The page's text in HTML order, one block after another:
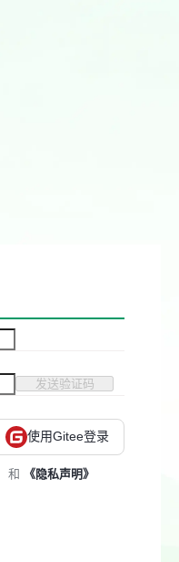
发送验证码
使用Gitee登录
和 《隐私声明》